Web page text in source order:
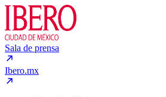
Sala de prensa
Ibero.mx